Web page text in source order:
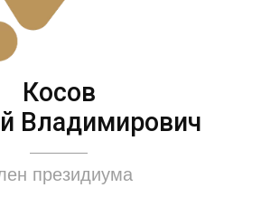
Косов
Владимирович
президиума